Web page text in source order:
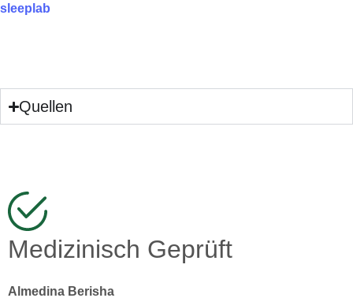
sleeplab
Quellen
Medizinisch Geprüft
Almedina Berisha